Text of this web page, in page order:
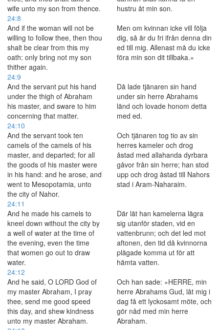
wife unto my son from thence.
hustru åt min son.
24:8
And if the woman will not be
willing to follow thee, then thou
shalt be clear from this my
oath: only bring not my son
thither again.
Men om kvinnan icke vill följa
dig, så är du fri ifrån denna din
ed till mig. Allenast må du icke
föra min son dit tillbaka.»
24:9
And the servant put his hand
under the thigh of Abraham
his master, and sware to him
concerning that matter.
Då lade tjänaren sin hand
under sin herre Abrahams
länd och lovade honom detta
med ed.
24:10
And the servant took ten
camels of the camels of his
master, and departed; for all
the goods of his master were
in his hand: and he arose, and
went to Mesopotamia, unto
the city of Nahor.
Och tjänaren tog tio av sin
herres kameler och drog
åstad med allahanda dyrbara
gåvor från sin herre; han stod
upp och drog åstad till Nahors
stad i Aram-Naharaim.
24:11
And he made his camels to
kneel down without the city by
a well of water at the time of
the evening, even the time
that women go out to draw
water.
Där lät han kamelerna lägra
sig utanför staden, vid en
vattenbrunn; och det led mot
aftonen, den tid då kvinnorna
plägade komma ut för att
hämta vatten.
24:12
And he said, O LORD God of
my master Abraham, I pray
thee, send me good speed
this day, and shew kindness
unto my master Abraham.
Och han sade: »HERRE, min
herre Abrahams Gud, låt mig i
dag få ett lyckosamt möte, och
gör nåd med min herre
Abraham.